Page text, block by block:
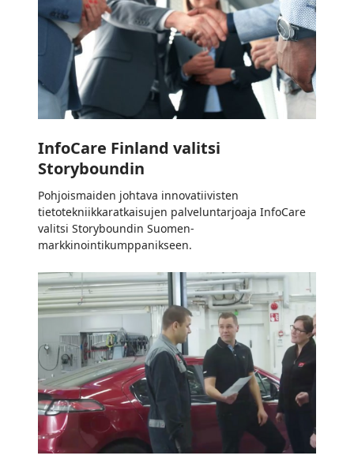
Storyboundin
InfoCare Finland valitsi
Storyboundin
Pohjoismaiden johtava innovatiivisten
tietotekniikkaratkaisujen palveluntarjoaja InfoCare
valitsi Storyboundin Suomen-
markkinointikumppanikseen.
Case:
Örum
Oy
ja
yritysvideo